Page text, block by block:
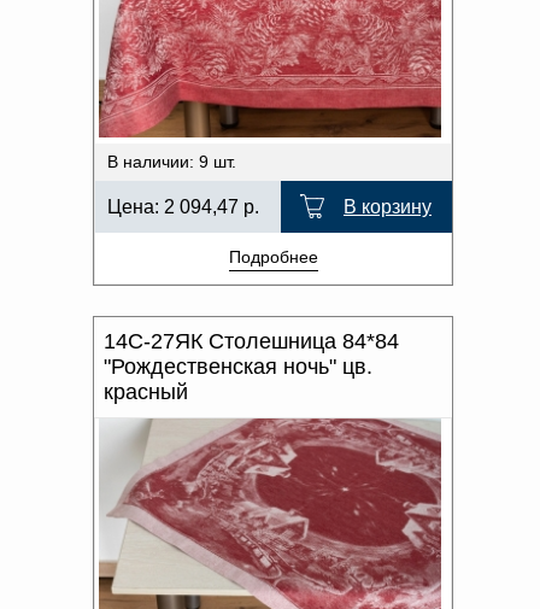
В наличии: 9 шт.
Цена: 2 094,47 р. В корзину
Подробнее
14С-27ЯК Столешница 84*84
"Рождественская ночь" цв.
красный